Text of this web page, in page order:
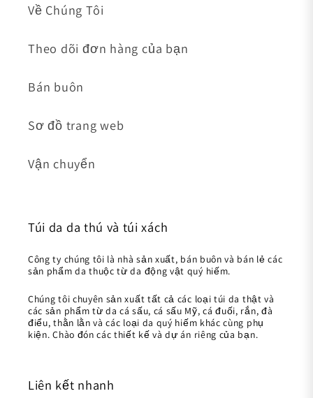
Về Chúng Tôi
Theo dõi đơn hàng của bạn
Bán buôn
Sơ đồ trang web
Vận chuyển
Túi da da thú và túi xách
Công ty chúng tôi là nhà sản xuất, bán buôn và bán lẻ các
sản phẩm da thuộc từ da động vật quý hiếm.
Chúng tôi chuyên sản xuất tất cả các loại túi da thật và
các sản phẩm từ da cá sấu, cá sấu Mỹ, cá đuối, rắn, đà
điểu, thằn lằn và các loại da quý hiếm khác cùng phụ
kiện. Chào đón các thiết kế và dự án riêng của bạn.
Liên kết nhanh